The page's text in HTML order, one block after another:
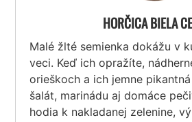
HORČICA BIELA
Malé žlté semienka dokážu v
veci. Keď ich opražíte,
orieškoch a ich jemne
šalát, marinádu aj domáce
hodia k nakladanej zelenine,